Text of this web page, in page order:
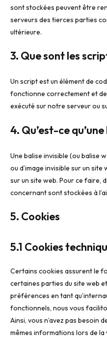
sont stockées peuvent être
serveurs des tierces parties
ultérieure.
3. Que sont les
Un script est un élément de
fonctionne correctement et
exécuté sur notre serveur ou
4. Qu’est-ce
Une balise invisible (ou balise
ou d’image invisible sur un
sur un site web. Pour ce faire,
concernant sont stockées à
5. Cookies
5.1 Cookies
Certains cookies assurent le
certaines parties du site web
préférences en tant
fonctionnels, nous vous
Ainsi, vous n’avez pas besoin
mêmes informations lors de